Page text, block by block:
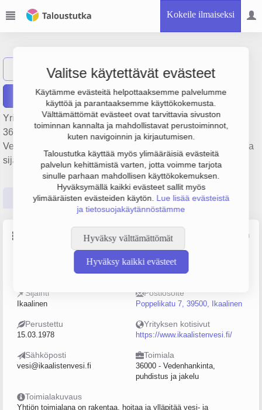
Kokeile ilmaiseksi
Valitse käytettävät evästeet
Käytämme evästeitä helpottaaksemme palvelumme
käyttöä ja parantaaksemme käyttökokemusta.
Välttämättömät evästeet ovat tarvittavia sivuston
toiminnan kannalta ja mahdollistavat perustoiminnot,
kuten navigoinnin ja kirjautumisen.
Taloustutka käyttää myös ylimääräisiä evästeitä
palvelun kehittämistä varten, jotta voimme tarjota
sinulle parhaan mahdollisen käyttökokemuksen.
Hyväksymällä kaikki evästeet sallit myös
ylimääräisten evästeiden käytön. Lue lisää evästeistä
ja tietosuojakäytännöstämme
Hyväksy välttämättömät
Hyväksy kaikki evästeet
Näytä haku Ikaalisten Vesi Oy
Raportit
Yrityksen Ikaalisten Vesi Oy liikevaihto on 1.8 milj. €, tulos
368 000 € ja henkilöstömäärä 4. Sen päätoimiala on
Vedenhankinta, puhdistus ja jakelu, perustamisvuosi 1978 ja
sijainti Ikaalinen. Yrityksen yhtiömuoto Osakeyhtiö (OY).
Perustiedot Tilinpäätösluvut Päättäjätiedot
Lähde: YTJ, PRH, Traficom
Henkilöstömäärä
0–4
Sijainti
Ikaalinen
Postiosoite
Poppelikatu 7, 39500, Ikaalinen
Perustettu
15.03.1978
Yrityksen kotisivut
https://www.ikaalistenvesi.fi/
Sähköposti
vesi@ikaalistenvesi.fi
Toimiala
36000 - Vedenhankinta,
puhdistus ja jakelu
Toimialakuvaus
Yhtiön toimialana on rakentaa, hoitaa ja ylläpitää vesi- ja